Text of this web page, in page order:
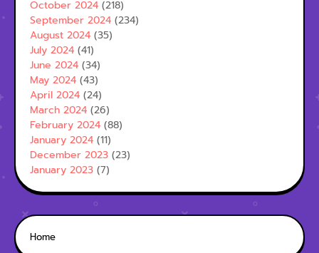
October 2024 (218)
September 2024 (234)
August 2024 (35)
July 2024 (41)
June 2024 (34)
May 2024 (43)
April 2024 (24)
March 2024 (26)
February 2024 (88)
January 2024 (11)
December 2023 (23)
January 2023 (7)
Home